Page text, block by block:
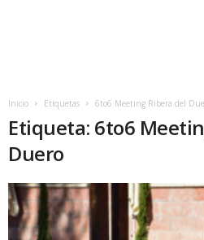
Inicio Etiquetas 6to6 Meeting Ribera del
Etiqueta: 6to6
Duero